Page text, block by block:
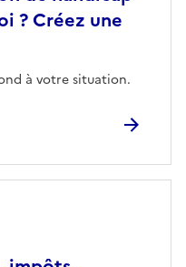
? Créez une
à votre situation.